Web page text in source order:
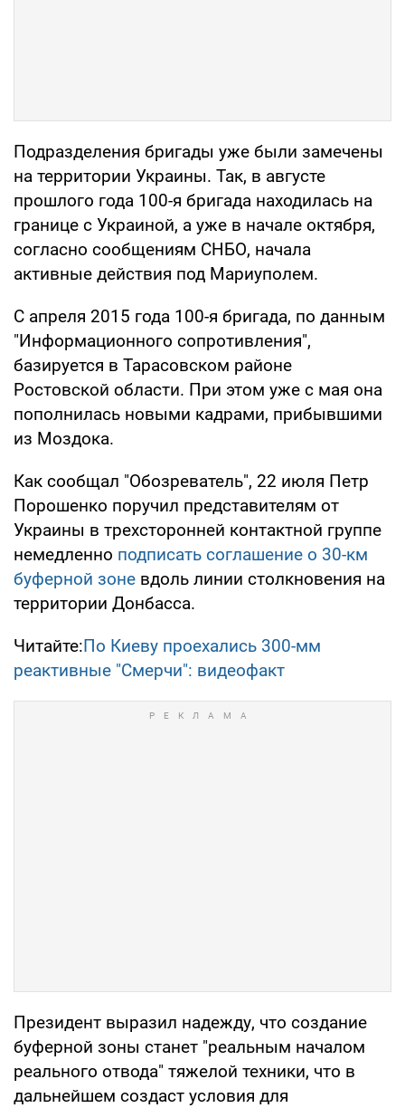
Подразделения бригады уже были замечены
на территории Украины. Так, в августе
прошлого года 100-я бригада находилась на
границе с Украиной, а уже в начале октября,
согласно сообщениям СНБО, начала
активные действия под Мариуполем.
С апреля 2015 года 100-я бригада, по данным
"Информационного сопротивления",
базируется в Тарасовском районе
Ростовской области. При этом уже с мая она
пополнилась новыми кадрами, прибывшими
из Моздока.
Как сообщал "Обозреватель", 22 июля Петр
Порошенко поручил представителям от
Украины в трехсторонней контактной группе
немедленно подписать соглашение о 30-км
буферной зоне вдоль линии столкновения на
территории Донбасса.
Читайте:По Киеву проехались 300-мм
реактивные "Смерчи": видеофакт
Президент выразил надежду, что создание
буферной зоны станет "реальным началом
реального отвода" тяжелой техники, что в
дальнейшем создаст условия для